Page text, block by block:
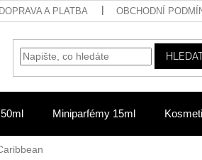
DOPRAVA A PLATBA OBCHODNÍ
Miniparfémy 15ml